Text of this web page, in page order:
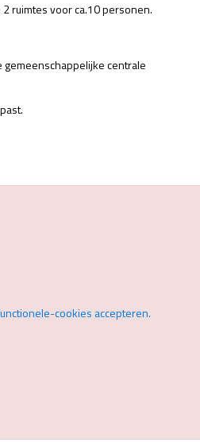
ruimtes voor ca.10 personen.
centrale
cookies accepteren.